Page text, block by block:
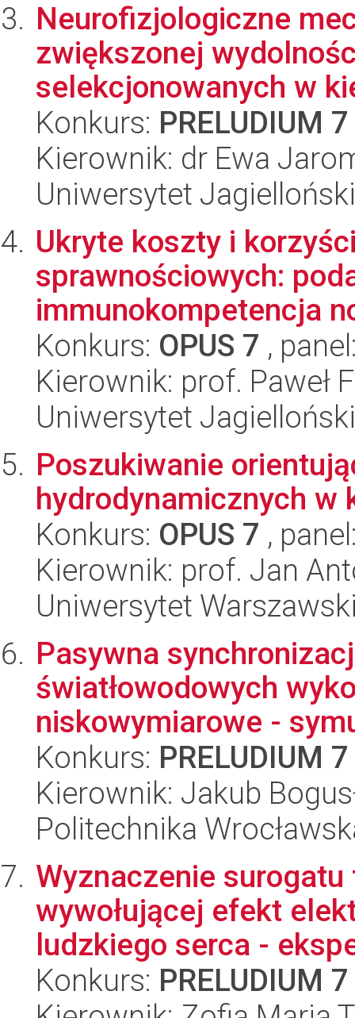
Neurofizjologiczne
zwiększonej
selekcjonowanych w
Konkurs: PRELUDIUM 7
Kierownik: dr Ewa
Uniwersytet
Ukryte koszty i
sprawnościowych:
immunokompetencja
Konkurs: OPUS 7 ,
Kierownik: prof. Paweł
Uniwersytet
Poszukiwanie
hydrodynamicznych w
Konkurs: OPUS 7 ,
Kierownik: prof. Jan
Uniwersytet
Pasywna
światłowodowych
niskowymiarowe -
Konkurs: PRELUDIUM 7
Kierownik: Jakub
Politechnika
Wyznaczenie
wywołującej efekt
ludzkiego serca -
Konkurs: PRELUDIUM 7